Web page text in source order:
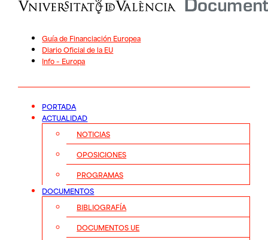
Guía de Financiación Europea
Diario Oficial de la EU
Info – Europa
PORTADA
ACTUALIDAD
NOTICIAS
OPOSICIONES
PROGRAMAS
DOCUMENTOS
BIBLIOGRAFÍA
DOCUMENTOS UE